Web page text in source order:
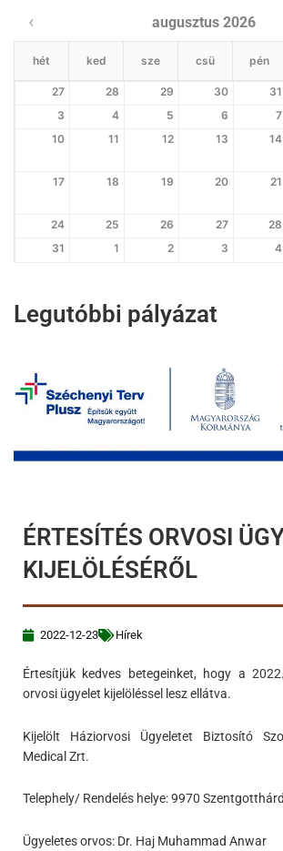
augusztus 2026
hét ked sze csü pén
27 28 29 30 31
3
4 5 6 7
10
11 12 13 14
17 18 19 20 21
24 25 26 27 28
31
1 2 3 4
Legutóbbi pályázat
ÉRTESÍTÉS ORVOSI
KIJELÖLÉSÉRŐL
2022-12-23 Hírek
Értesítjük kedves betegeinket, hogy a
orvosi ügyelet kijelöléssel lesz ellátva.
Kijelölt Háziorvosi Ügyeletet Biztosító
Medical Zrt.
Telephely/ Rendelés helye: 9970
Ügyeletes orvos: Dr. Haj Muhammad Anwar